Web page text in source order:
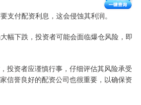
支付配资利息，这会侵蚀其利润。
幅下跌，投资者可能会面临爆仓风险，即
投资者应谨慎行事，仔细评估其风险承受
信誉良好的配资公司也很重要，以确保资